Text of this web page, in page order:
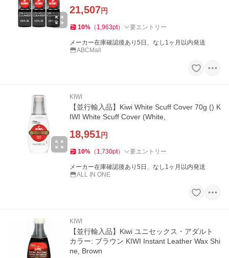
21,507円
10% （ 1,963pt） 要エントリー
メーカー在庫確認後あり5日、なし1ヶ月以内発送
ABCMall
KIWI
【並行輸入品】Kiwi White Scuff Cover 70g () K
IWI White Scuff Cover (White,
18,951円
10% （ 1,730pt） 要エントリー
メーカー在庫確認後あり5日、なし1ヶ月以内発送
ALL IN ONE
KIWI
【並行輸入品】Kiwi ユニセックス・アダルト
カラー: ブラウン KIWI Instant Leather Wax Shi
ne, Brown